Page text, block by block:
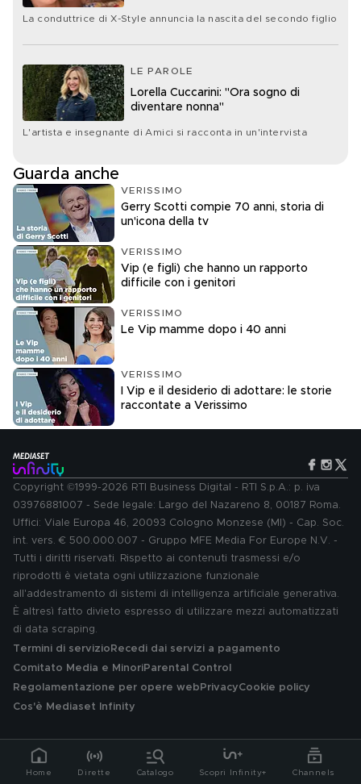
Home Dirette Catalogo Scopri Infinity+ Channels
La conduttrice di X-Style annuncia la nascita del secondo figlio
LE PAROLE
Lorella Cuccarini: "Ora sogno di
diventare nonna"
L'artista e insegnante di Amici si racconta in un'intervista
Guarda anche
VERISSIMO
Gerry Scotti compie 70 anni, storia di
un'icona della tv
VERISSIMO
Vip (e figli) che hanno un rapporto
difficile con i genitori
VERISSIMO
Le Vip mamme dopo i 40 anni
VERISSIMO
I Vip e il desiderio di adottare: le storie
raccontate a Verissimo
Copyright ©1999-2026 RTI Business Digital - RTI S.p.A.: p. iva
03976881007 - Sede legale: Largo del Nazareno 8, 00187 Roma.
Uffici: Viale Europa 46, 20093 Cologno Monzese (MI) - Cap. Soc.
int. vers. € 500.000.007 - Gruppo MFE Media For Europe N.V. -
Tutti i diritti riservati. Rispetto ai contenuti trasmessi e/o
riprodotti è vietata ogni utilizzazione funzionale
all'addestramento di sistemi di intelligenza artificiale generativa.
È altresì fatto divieto espresso di utilizzare mezzi automatizzati
di data scraping.
Termini di servizio Recedi dai servizi a pagamento
Comitato Media e MinoriParental Control
Regolamentazione per opere web PrivacyCookie policy
Cos'è Mediaset Infinity